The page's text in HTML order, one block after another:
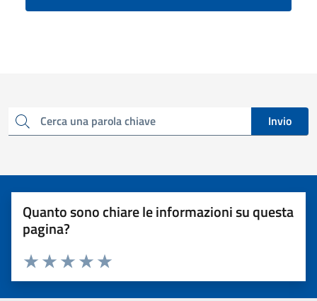
Cerca una parola chiave Invio
Quanto sono chiare le informazioni su questa
pagina?
Valuta 5 stelle su 5
Valuta 4 stelle su 5
Valuta 3 stelle su 5
Valuta 2 stelle su 5
Valuta 1 stelle su 5